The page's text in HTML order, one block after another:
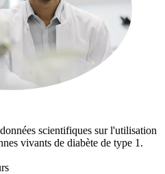
scientifiques sur l'utilisation
vivants de diabète de type 1.